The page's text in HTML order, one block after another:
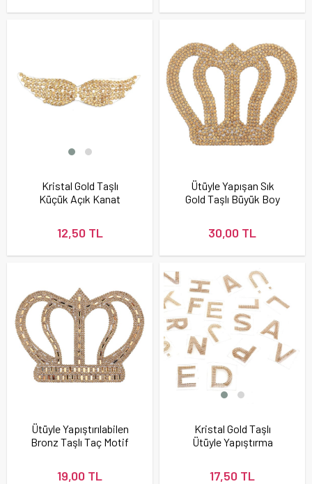
Kristal Gold Taşlı
Küçük Açık Kanat
12,50 TL
Ütüyle Yapışan Sık
Gold Taşlı Büyük Boy
30,00 TL
Ütüyle Yapıştırılabilen
Bronz Taşlı Taç Motif
19,00 TL
Kristal Gold Taşlı
Ütüyle Yapıştırma
17,50 TL